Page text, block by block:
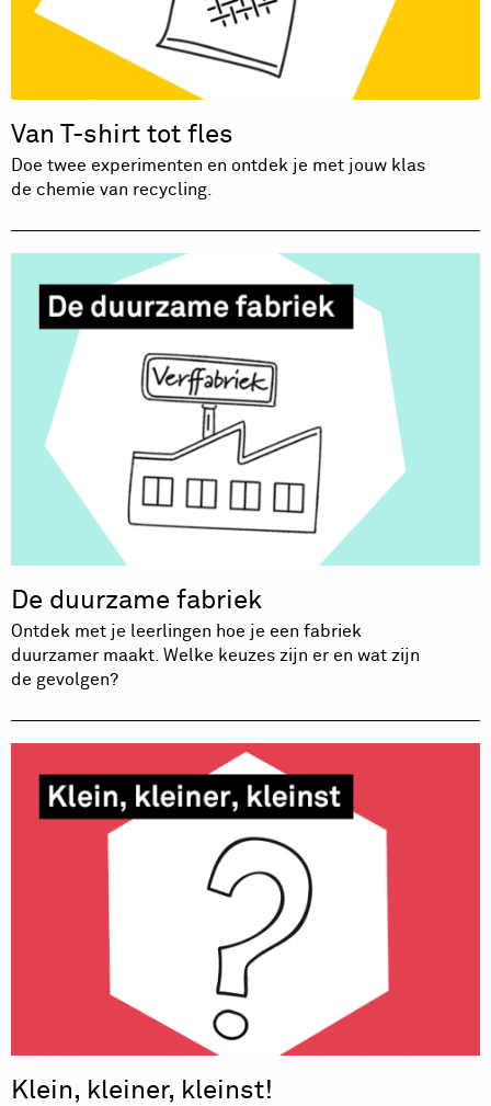
Van T-shirt tot fles
Doe twee experimenten en ontdek je met jouw klas
de chemie van recycling.
De duurzame fabriek
Ontdek met je leerlingen hoe je een fabriek
duurzamer maakt. Welke keuzes zijn er en wat zijn
de gevolgen?
Klein, kleiner, kleinst!